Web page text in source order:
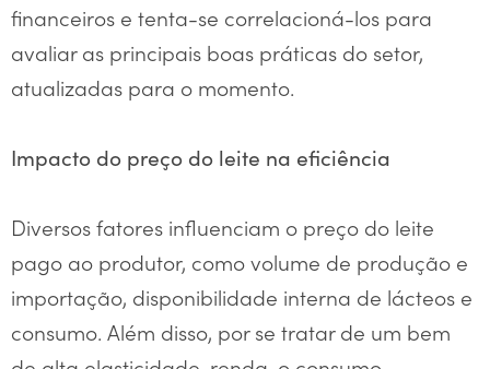
financeiros e tenta-se correlacioná-los para
avaliar as principais boas práticas do setor,
atualizadas para o momento.
Impacto do preço do leite na eficiência
Diversos fatores influenciam o preço do leite
pago ao produtor, como volume de produção e
importação, disponibilidade interna de lácteos e
consumo. Além disso, por se tratar de um bem